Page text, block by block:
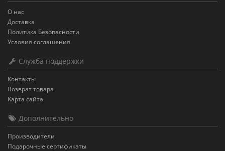
О нас
Доставка
Политика Безопасности
Условия соглашения
Служба поддержки
Контакты
Возврат товара
Карта сайта
Дополнительно
Производители
Подарочные сертификаты